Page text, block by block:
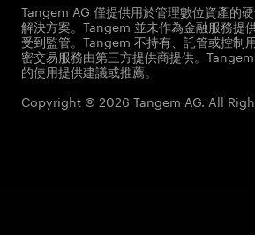
Tangem AG 僅提供用於管理數位資產的
解決方案。Tangem 並未作為金融服務提
受到監管。Tangem 不持有、託管或控制
密交易服務由第三方提供商提供。
的使用提供建議或推薦。